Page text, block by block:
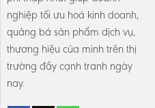
nghiệp tối ưu hoá kinh doanh,
quảng bá sản phẩm dịch vụ,
thương hiệu của mình trên thị
trường đầy cạnh tranh ngày
nay.